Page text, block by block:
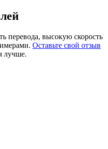
перевода, высокую скорость
Оставьте свой отзыв
лучше.